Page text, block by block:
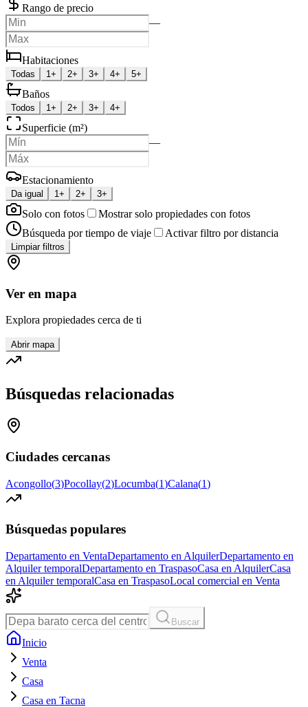
Rango de precio
—
Habitaciones
Todas 1+ 2+ 3+ 4+ 5+
Baños
Todos 1+ 2+ 3+ 4+
Superficie (m²)
—
Estacionamiento
Da igual 1+ 2+ 3+
Solo con fotos
Mostrar solo propiedades con fotos
Búsqueda por tiempo de viaje
Activar filtro por distancia
Limpiar filtros
Ver en mapa
Explora propiedades cerca de ti
Abrir mapa
Búsquedas relacionadas
Ciudades cercanas
Acongollo(3)Pocollay(2)Locumba(1)Calana(1)
Búsquedas populares
Departamento en VentaDepartamento en AlquilerDepartamento en
Alquiler temporalDepartamento en TraspasoCasa en AlquilerCasa
en Alquiler temporalCasa en TraspasoLocal comercial en Venta
Buscar
Inicio
Venta
Casa
Casa en Tacna